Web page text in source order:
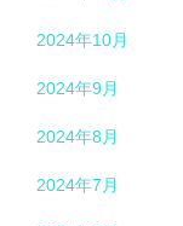
2024年10月
2024年9月
2024年8月
2024年7月